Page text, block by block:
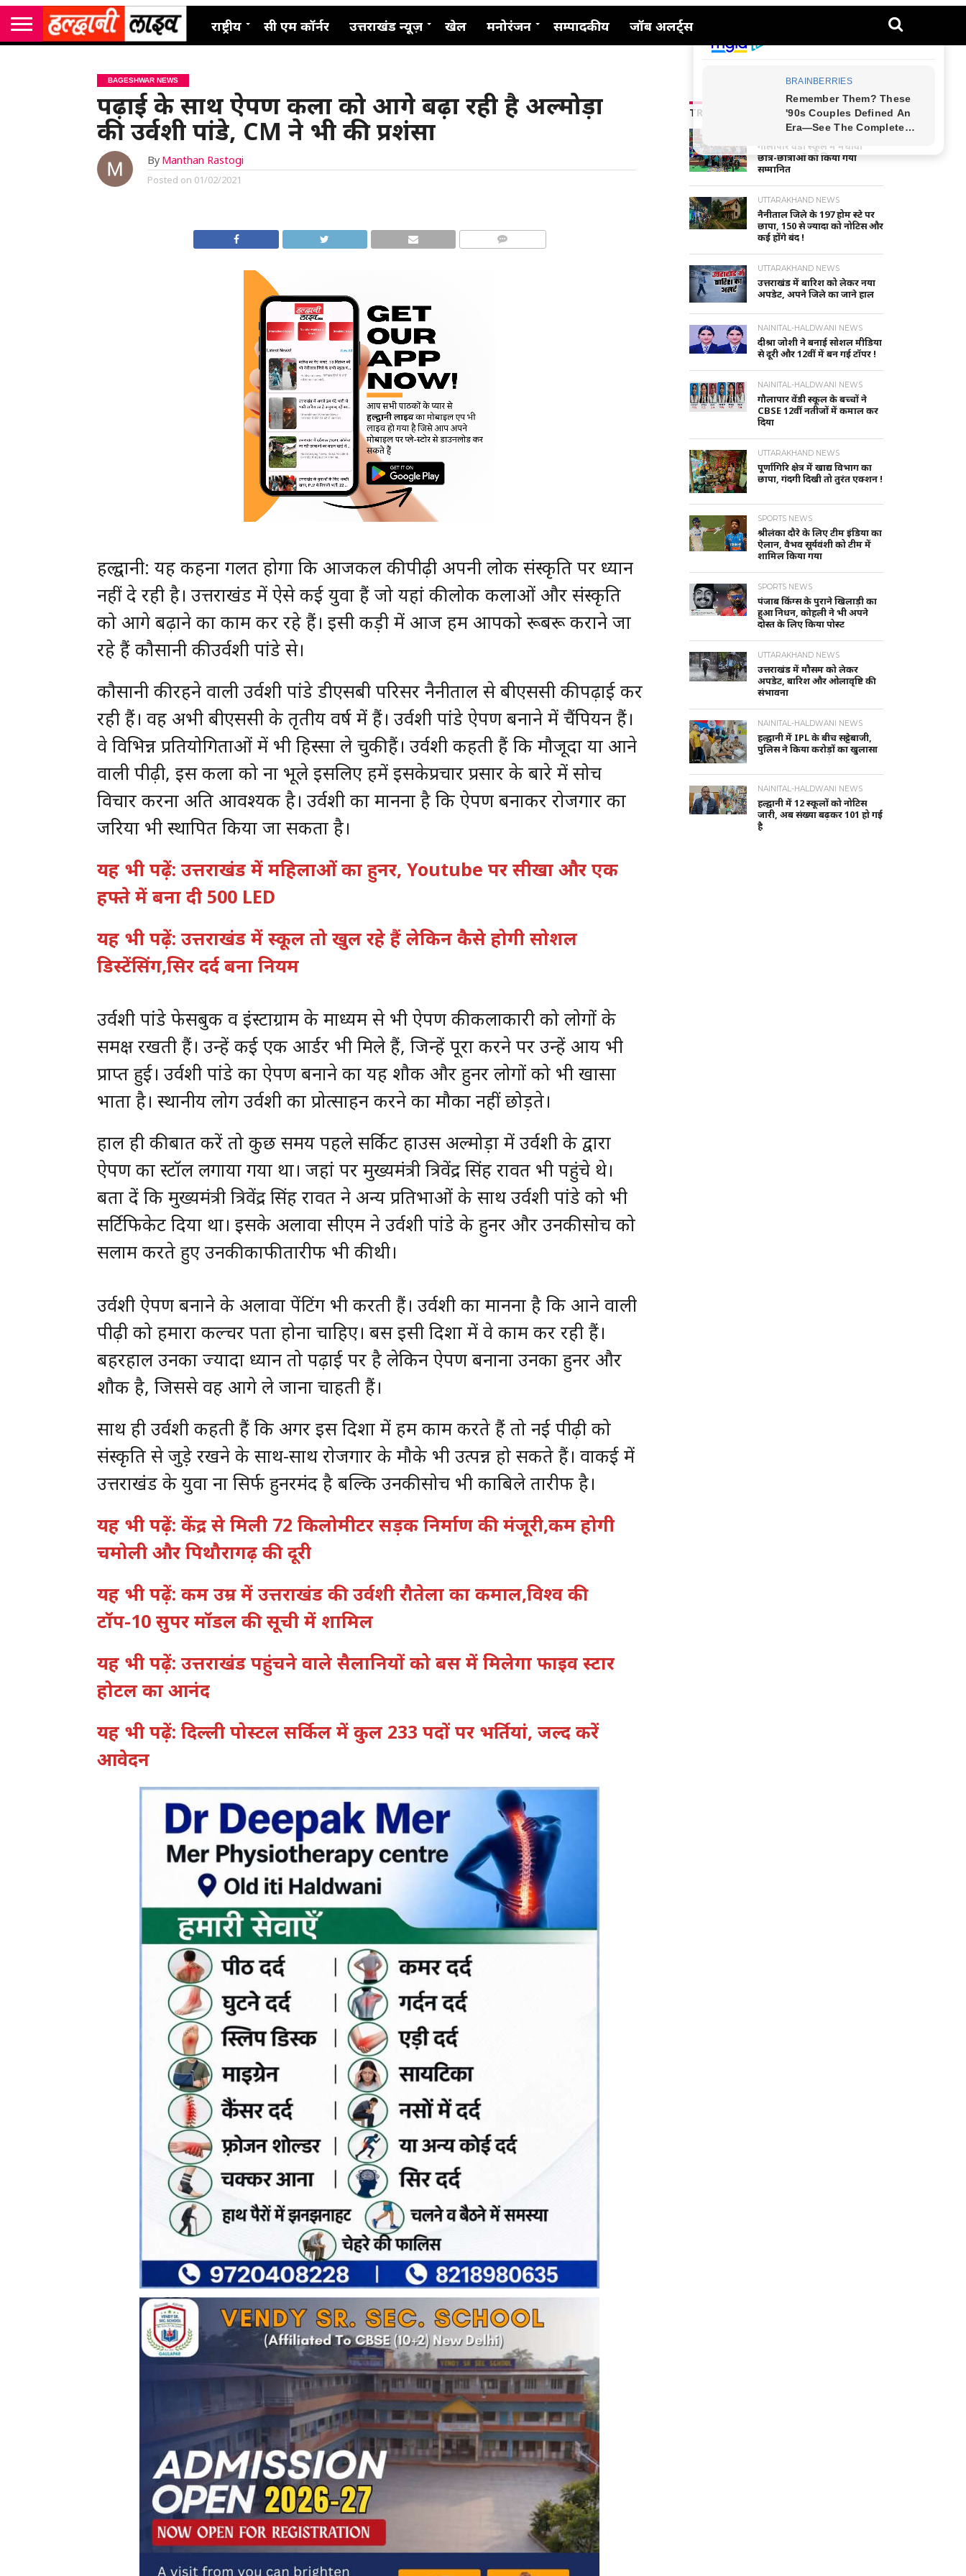
राष्ट्रीय सी एम कॉर्नर उत्तराखंड न्यूज़ खेल मनोरंजन सम्पादकीय जॉब अलर्ट्स
BAGESHWAR NEWS
पढ़ाई के साथ ऐपण कला को आगे बढ़ा रही है अल्मोड़ा
की उर्वशी पांडे, CM ने भी की प्रशंसा
By Manthan Rastogi
Posted on 01/02/2021
हल्द्वानी: यह कहना गलत होगा कि आजकल की पीढ़ी अपनी लोक संस्कृति पर ध्यान
नहीं दे रही है। उत्तराखंड में ऐसे कई युवा हैं जो यहां की लोक कलाओं और संस्कृति
को आगे बढ़ाने का काम कर रहे हैं। इसी कड़ी में आज हम आपको रूबरू कराने जा
रहे हैं कौसानी की उर्वशी पांडे से।
कौसानी की रहने वाली उर्वशी पांडे डीएसबी परिसर नैनीताल से बीएससी की पढ़ाई कर
रही हैं। वह अभी बीएससी के तृतीय वर्ष में हैं। उर्वशी पांडे ऐपण बनाने में चैंपियन हैं।
वे विभिन्न प्रतियोगिताओं में भी हिस्सा ले चुकी हैं। उर्वशी कहती हैं कि मौजूदा या आने
वाली पीढ़ी, इस कला को ना भूले इसलिए हमें इसकेप्रचार प्रसार के बारे में सोच
विचार करना अति आवश्यक है। उर्वशी का मानना है कि ऐपण बनाकर रोजगार का
जरिया भी स्थापित किया जा सकता है।
यह भी पढ़ें: उत्तराखंड में महिलाओं का हुनर, Youtube पर सीखा और एक
हफ्ते में बना दी 500 LED
यह भी पढ़ें: उत्तराखंड में स्कूल तो खुल रहे हैं लेकिन कैसे होगी सोशल
डिस्टेंसिंग,सिर दर्द बना नियम
उर्वशी पांडे फेसबुक व इंस्टाग्राम के माध्यम से भी ऐपण की कलाकारी को लोगों के
समक्ष रखती हैं। उन्हें कई एक आर्डर भी मिले हैं, जिन्हें पूरा करने पर उन्हें आय भी
प्राप्त हुई। उर्वशी पांडे का ऐपण बनाने का यह शौक और हुनर लोगों को भी खासा
भाता है। स्थानीय लोग उर्वशी का प्रोत्साहन करने का मौका नहीं छोड़ते।
हाल ही की बात करें तो कुछ समय पहले सर्किट हाउस अल्मोड़ा में उर्वशी के द्वारा
ऐपण का स्टॉल लगाया गया था। जहां पर मुख्यमंत्री त्रिवेंद्र सिंह रावत भी पहुंचे थे।
बता दें कि मुख्यमंत्री त्रिवेंद्र सिंह रावत ने अन्य प्रतिभाओं के साथ उर्वशी पांडे को भी
सर्टिफिकेट दिया था। इसके अलावा सीएम ने उर्वशी पांडे के हुनर और उनकी सोच को
सलाम करते हुए उनकी काफी तारीफ भी की थी।
उर्वशी ऐपण बनाने के अलावा पेंटिंग भी करती हैं। उर्वशी का मानना है कि आने वाली
पीढ़ी को हमारा कल्चर पता होना चाहिए। बस इसी दिशा में वे काम कर रही हैं।
बहरहाल उनका ज्यादा ध्यान तो पढ़ाई पर है लेकिन ऐपण बनाना उनका हुनर और
शौक है, जिससे वह आगे ले जाना चाहती हैं।
साथ ही उर्वशी कहती हैं कि अगर इस दिशा में हम काम करते हैं तो नई पीढ़ी को
संस्कृति से जुड़े रखने के साथ-साथ रोजगार के मौके भी उत्पन्न हो सकते हैं। वाकई में
उत्तराखंड के युवा ना सिर्फ हुनरमंद है बल्कि उनकी सोच भी काबिले तारीफ है।
यह भी पढ़ें: केंद्र से मिली 72 किलोमीटर सड़क निर्माण की मंजूरी,कम होगी
चमोली और पिथौरागढ़ की दूरी
यह भी पढ़ें: कम उम्र में उत्तराखंड की उर्वशी रौतेला का कमाल,विश्व की
टॉप-10 सुपर मॉडल की सूची में शामिल
यह भी पढ़ें: उत्तराखंड पहुंचने वाले सैलानियों को बस में मिलेगा फाइव स्टार
होटल का आनंद
यह भी पढ़ें: दिल्ली पोस्टल सर्किल में कुल 233 पदों पर भर्तियां, जल्द करें
आवेदन
TRENDING NEWS
NAINITAL-HALDWANI NEWS
गौलापार वैंडी स्कूल में मेधावी
छात्र-छात्राओं को किया गया
सम्मानित
UTTARAKHAND NEWS
नैनीताल जिले के 197 होम स्टे पर
छापा, 150 से ज्यादा को नोटिस और
कई होंगे बंद !
UTTARAKHAND NEWS
उत्तराखंड में बारिश को लेकर नया
अपडेट, अपने जिले का जाने हाल
NAINITAL-HALDWANI NEWS
दीश्रा जोशी ने बनाई सोशल मीडिया
से दूरी और 12वीं में बन गई टॉपर !
NAINITAL-HALDWANI NEWS
गौलापार वेंडी स्कूल के बच्चों ने
CBSE 12वीं नतीजों में कमाल कर
दिया
UTTARAKHAND NEWS
पूर्णागिरि क्षेत्र में खाद्य विभाग का
छापा, गंदगी दिखी तो तुरंत एक्शन !
SPORTS NEWS
श्रीलंका दौरे के लिए टीम इंडिया का
ऐलान, वैभव सूर्यवंशी को टीम में
शामिल किया गया
SPORTS NEWS
पंजाब किंग्स के पुराने खिलाड़ी का
हुआ निधन, कोहली ने भी अपने
दोस्त के लिए किया पोस्ट
UTTARAKHAND NEWS
उत्तराखंड में मौसम को लेकर
अपडेट, बारिश और ओलावृष्टि की
संभावना
NAINITAL-HALDWANI NEWS
हल्द्वानी में IPL के बीच सट्टेबाजी,
पुलिस ने किया करोड़ों का खुलासा
NAINITAL-HALDWANI NEWS
हल्द्वानी में 12 स्कूलों को नोटिस
जारी, अब संख्या बढ़कर 101 हो गई
है